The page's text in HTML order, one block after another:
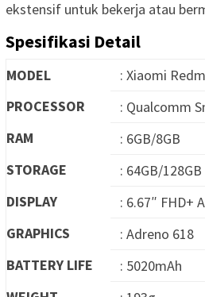
ekstensif untuk bekerja atau
Spesifikasi Detail
MODEL
: Xiaomi
PROCESSOR
: Qualcomm
RAM
: 6GB/8GB
STORAGE
: 64GB/128GB
DISPLAY
: 6.67″ FHD+
GRAPHICS
: Adreno 618
BATTERY LIFE
: 5020mAh